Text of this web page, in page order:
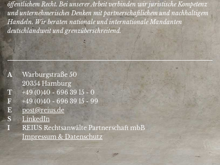
öffentlichem Recht. Bei unserer Arbeit verbinden wir juristische Kompetenz
und unter­nehmerisches Denken mit partner­schaftlichem und nach­haltigem
Handeln. Wir beraten nationale und inter­nationale Mandanten
deutschlandweit und grenzüberschreitend.
A
Warburgstraße 50
20354 Hamburg
T
+49 (0)40 - 696 39 15 - 0
F
+49 (0)40 - 696 39 15 - 99
E
post@reius.de
S
LinkedIn
I
REIUS Rechtsanwälte Partnerschaft mbB
Impressum & Datenschutz